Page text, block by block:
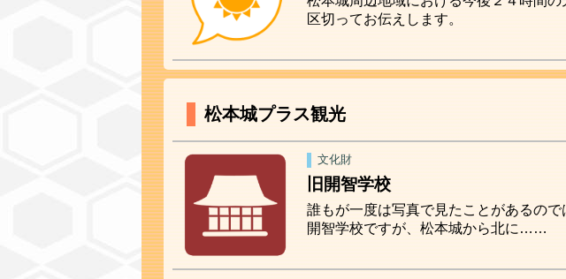
区切ってお伝えします。
松本城プラス観光
文化財
旧開智学校
誰もが一度は写真で見たことがあるの
開智学校ですが、松本城から北に……